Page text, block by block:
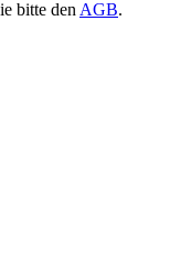
bitte den AGB.